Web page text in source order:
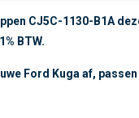
CJ5C-1130-B1A
BTW.
Ford Kuga af,